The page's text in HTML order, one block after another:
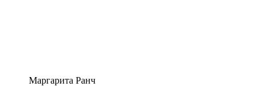
Маргарита Ранч